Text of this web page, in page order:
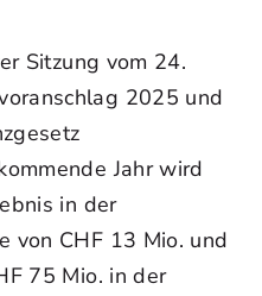
Sitzung vom 24.
2025 und
Jahr wird
in der
von CHF 13 Mio. und
75 Mio. in der